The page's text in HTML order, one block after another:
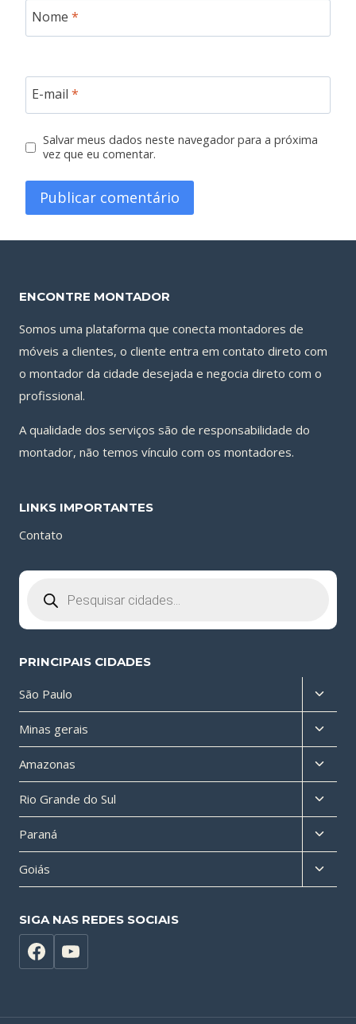
Nome *
E-mail *
Salvar meus dados neste navegador para a próxima
vez que eu comentar.
ENCONTRE MONTADOR
Somos uma plataforma que conecta montadores de
móveis a clientes, o cliente entra em contato direto com
o montador da cidade desejada e negocia direto com o
profissional.
A qualidade dos serviços são de responsabilidade do
montador, não temos vínculo com os montadores.
LINKS IMPORTANTES
Contato
produtos
PRINCIPAIS CIDADES
São Paulo
menu
filho
Minas gerais
menu
filho
Amazonas
menu
filho
Rio Grande do Sul
menu
filho
Paraná
menu
filho
Goiás
menu
SIGA NAS REDES SOCIAIS